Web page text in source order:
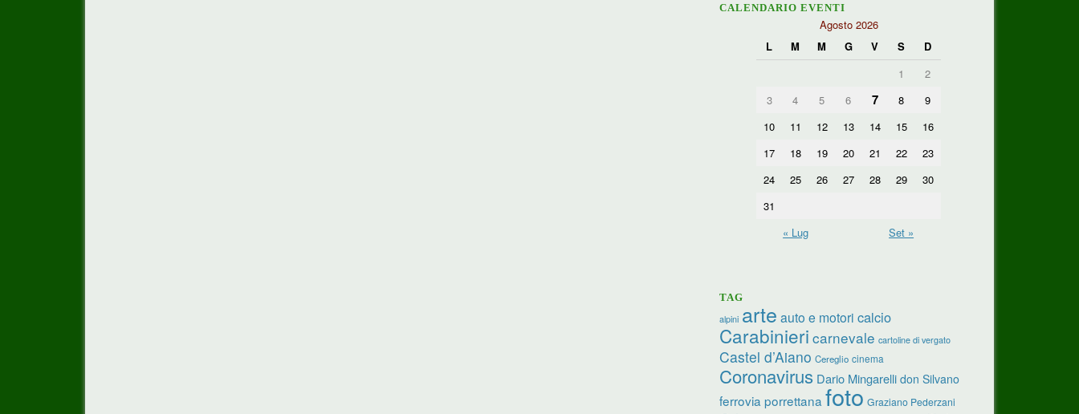
CALENDARIO EVENTI
Agosto 2026
L
M M G V S
D
1
2
3
4 5 6 7 8
9
10
11 12 13 14 15
16
17
18 19 20 21 22
23
24
25 26 27 28 29
30
31
« Lug
Set »
TAG
alpini arte auto e motori calcio
Carabinieri carnevale cartoline di vergato
Castel d’Aiano Cereglio cinema
Coronavirus Dario Mingarelli don Silvano
ferrovia porrettana foto Graziano Pederzani